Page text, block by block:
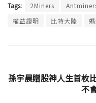
Tags: 2Miners
權益證明
比特大陸
孫宇晨贈股神人生首枚
不